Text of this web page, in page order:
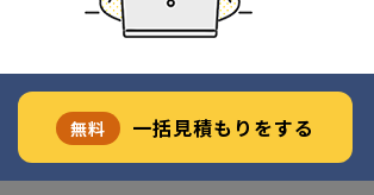
に関わる全てを総合的にサポートいたしま
無料 一括見積もりをする